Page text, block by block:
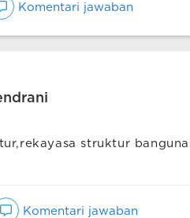
Komentari jawaban
struktur
Komentari jawaban